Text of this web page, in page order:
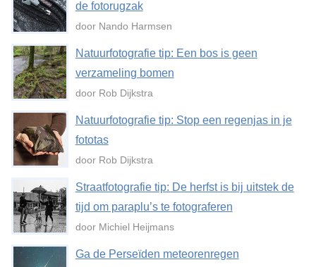
de fotorugzak
door Nando Harmsen
Natuurfotografie tip: Een bos is geen
verzameling bomen
door Rob Dijkstra
Natuurfotografie tip: Stop een regenjas in je
fototas
door Rob Dijkstra
Straatfotografie tip: De herfst is bij uitstek de
tijd om paraplu’s te fotograferen
door Michiel Heijmans
Ga de Perseïden meteorenregen